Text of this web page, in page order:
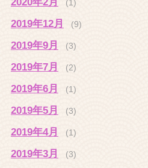
(1)
2019年12月 (9)
2019年9月 (3)
2019年7月 (2)
2019年6月 (1)
2019年5月 (3)
2019年4月 (1)
2019年3月 (3)